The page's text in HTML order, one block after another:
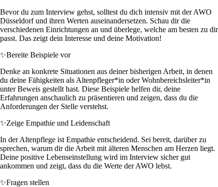
Bevor du zum Interview gehst, solltest du dich intensiv mit der AWO
Düsseldorf und ihren Werten auseinandersetzen. Schau dir die
verschiedenen Einrichtungen an und überlege, welche am besten zu dir
passt. Das zeigt dein Interesse und deine Motivation!
✨Bereite Beispiele vor
Denke an konkrete Situationen aus deiner bisherigen Arbeit, in denen
du deine Fähigkeiten als Altenpfleger*in oder Wohnbereichsleiter*in
unter Beweis gestellt hast. Diese Beispiele helfen dir, deine
Erfahrungen anschaulich zu präsentieren und zeigen, dass du die
Anforderungen der Stelle verstehst.
✨Zeige Empathie und Leidenschaft
In der Altenpflege ist Empathie entscheidend. Sei bereit, darüber zu
sprechen, warum dir die Arbeit mit älteren Menschen am Herzen liegt.
Deine positive Lebenseinstellung wird im Interview sicher gut
ankommen und zeigt, dass du die Werte der AWO lebst.
✨Fragen stellen